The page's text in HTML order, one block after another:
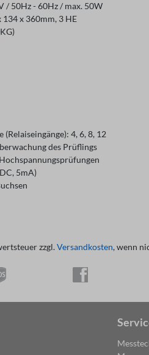
/ 50Hz - 60Hz / max. 50W
134 x 360mm, 3 HE
4, 6, 8, 12
des Prüflings
5mA)
zzgl. Versandkosten, wenn